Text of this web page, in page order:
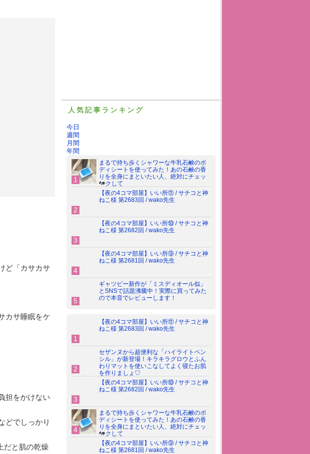
ど「カサカサ
カサ睡眠をケ
担をかけない
どでしっかり
だと肌の乾燥
人気記事ランキング
今日
週間
月間
年間
まるで持ち歩くシャワーな牛乳石鹸のボ
ディシートを使ってみた！あの石鹸の香
りを全身にまといたい人、絶対にチェッ
クして
【夜の4コマ部屋】いい所⑪ / サチコと神
ねこ様 第2683回 / wako先生
【夜の4コマ部屋】いい所⑩ / サチコと神
ねこ様 第2682回 / wako先生
【夜の4コマ部屋】いい所⑨ / サチコと神
ねこ様 第2681回 / wako先生
ギャツビー新作が「ミスディオール似」
とSNSで話題沸騰中！実際に買ってみた
ので本音でレビューします！
【夜の4コマ部屋】いい所⑪ / サチコと神
ねこ様 第2683回 / wako先生
セザンヌから超便利な「ハイライトペン
シル」が新登場！キラキラグロウとふん
わりマットを使いこなしてよく寝たお肌
を作りましょ♡
【夜の4コマ部屋】いい所⑩ / サチコと神
ねこ様 第2682回 / wako先生
まるで持ち歩くシャワーな牛乳石鹸のボ
ディシートを使ってみた！あの石鹸の香
りを全身にまといたい人、絶対にチェッ
クして
【夜の4コマ部屋】いい所⑨ / サチコと神
ねこ様 第2681回 / wako先生